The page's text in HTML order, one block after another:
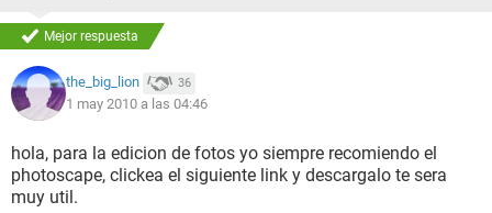
Mejor respuesta
the_big_lion 36
1 may 2010 a las 04:46
hola, para la edicion de fotos yo siempre recomiendo el
photoscape, clickea el siguiente link y descargalo te sera
muy util.